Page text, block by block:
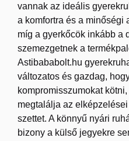
vannak az ideális
a komfortra és a minőségi
míg a gyerkőcök inkább a
szemezgetnek a
Astibababolt.hu
változatos és gazdag,
kompromisszumokat
megtalálja az
szettet. A könnyű nyári
bizony a külső jegyekre